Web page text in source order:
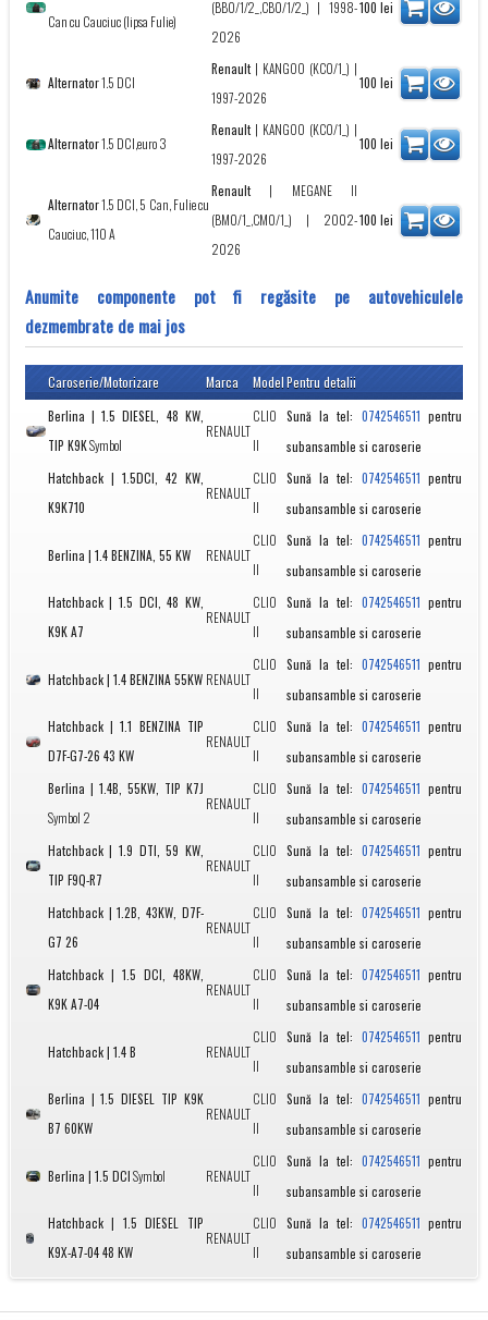
Can cu Cauciuc (lipsa Fulie)
(BB0/1/2_,CB0/1/2_) | 1998-
2026
100 lei
Alternator1.5 DCI
Renault| KANGOO (KC0/1_) |
1997-2026
100 lei
Alternator1.5 DCI,euro 3
Renault| KANGOO (KC0/1_) |
1997-2026
100 lei
Alternator1.5 DCI, 5 Can, Fulie cu
Cauciuc, 110 A
Renault| MEGANE II
(BM0/1_,CM0/1_) | 2002-
2026
100 lei
Anumite componente pot fi regăsite pe autovehiculele
dezmembrate de mai jos
Caroserie/Motorizare Marca ModelPentru detalii
Berlina | 1.5 DIESEL, 48 KW,
TIP K9KSymbol
RENAULT
CLIO
II
Sună la tel: 0742546511 pentru
subansamble si caroserie
Hatchback | 1.5DCI, 42 KW,
K9K710
RENAULT
CLIO
II
Sună la tel: 0742546511 pentru
subansamble si caroserie
Berlina | 1.4 BENZINA, 55 KW RENAULT
CLIO
II
Sună la tel: 0742546511 pentru
subansamble si caroserie
Hatchback | 1.5 DCI, 48 KW,
K9K A7
RENAULT
CLIO
II
Sună la tel: 0742546511 pentru
subansamble si caroserie
Hatchback | 1.4 BENZINA 55KW RENAULT
CLIO
II
Sună la tel: 0742546511 pentru
subansamble si caroserie
Hatchback | 1.1 BENZINA TIP
D7F-G7-26 43 KW
RENAULT
CLIO
II
Sună la tel: 0742546511 pentru
subansamble si caroserie
Berlina | 1.4B, 55KW, TIP K7J
Symbol 2
RENAULT
CLIO
II
Sună la tel: 0742546511 pentru
subansamble si caroserie
Hatchback | 1.9 DTI, 59 KW,
TIP F9Q-R7
RENAULT
CLIO
II
Sună la tel: 0742546511 pentru
subansamble si caroserie
Hatchback | 1.2B, 43KW, D7F-
G7 26
RENAULT
CLIO
II
Sună la tel: 0742546511 pentru
subansamble si caroserie
Hatchback | 1.5 DCI, 48KW,
K9K A7-04
RENAULT
CLIO
II
Sună la tel: 0742546511 pentru
subansamble si caroserie
Hatchback | 1.4 B RENAULT
CLIO
II
Sună la tel: 0742546511 pentru
subansamble si caroserie
Berlina | 1.5 DIESEL TIP K9K
B7 60KW
RENAULT
CLIO
II
Sună la tel: 0742546511 pentru
subansamble si caroserie
Berlina | 1.5 DCISymbol RENAULT
CLIO
II
Sună la tel: 0742546511 pentru
subansamble si caroserie
Hatchback | 1.5 DIESEL TIP
K9X-A7-04 48 KW
RENAULT
CLIO
II
Sună la tel: 0742546511 pentru
subansamble si caroserie